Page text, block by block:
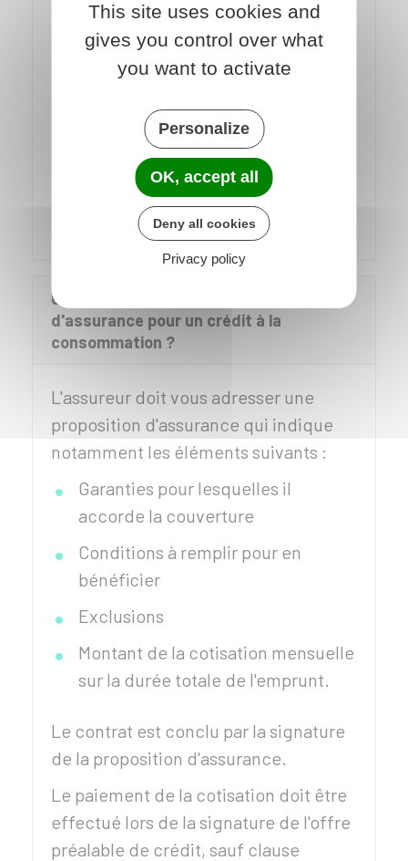
d'évaluer le coût de leurs prestations.
proposées, les exclusions, les
délais de carence et les
conditions de prise en charge
mentionnés dans le contrat.
Comment conclure le contrat
d'assurance pour un crédit à la
consommation ?
L'assureur doit vous adresser une
proposition d'assurance qui indique
notamment les éléments suivants :
Garanties pour lesquelles il
accorde la couverture
Conditions à remplir pour en
bénéficier
Exclusions
Montant de la cotisation mensuelle
sur la durée totale de l'emprunt.
Le contrat est conclu par la signature
de la proposition d'assurance.
Le paiement de la cotisation doit être
effectué lors de la signature de l'offre
préalable de crédit, sauf clause
This site uses cookies and
gives you control over what
you want to activate
Personalize
OK, accept all
Deny all cookies
Privacy policy